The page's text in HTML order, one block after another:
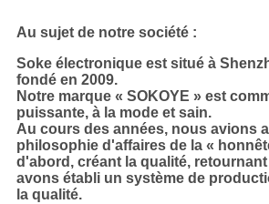
Au sujet de notre société :
Soke électronique est situé à
fondé en 2009.
Notre marque « SOKOYE » est
puissante, à la mode et sain.
Au cours des années, nous avions
philosophie d'affaires de la «
d'abord, créant la qualité,
avons établi un système de
la qualité.